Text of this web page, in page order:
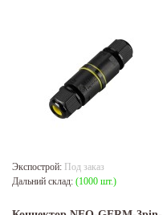
Экспострой: Под заказ
Дальний склад: (1000 шт.)